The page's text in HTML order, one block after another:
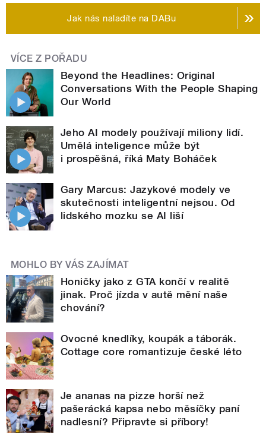
Jak nás naladíte na DABu
VÍCE Z POŘADU
Beyond the Headlines: Original
Conversations With the People Shaping
Our World
Jeho AI modely používají miliony lidí.
Umělá inteligence může být
i prospěšná, říká Maty Boháček
Gary Marcus: Jazykové modely ve
skutečnosti inteligentní nejsou. Od
lidského mozku se AI liší
MOHLO BY VÁS ZAJÍMAT
Honičky jako z GTA končí v realitě
jinak. Proč jízda v autě mění naše
chování?
Ovocné knedlíky, koupák a táborák.
Cottage core romantizuje české léto
Je ananas na pizze horší než
pašerácká kapsa nebo měsíčky paní
nadlesní? Připravte si příbory!